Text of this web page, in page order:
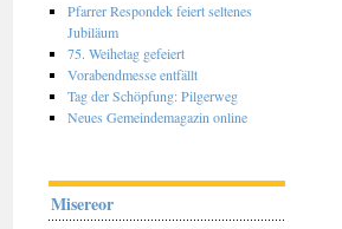
Pfarrer Respondek feiert seltenes
Jubiläum
75. Weihetag gefeiert
Vorabendmesse entfällt
Tag der Schöpfung: Pilgerweg
Neues Gemeindemagazin online
Misereor